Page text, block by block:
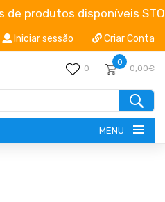
produtos disponíveis
Iniciar sessão Criar Conta
0
0
0,00€
MENU